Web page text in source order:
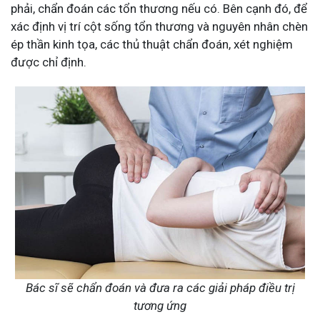
phải, chẩn đoán các tổn thương nếu có. Bên cạnh đó, để
xác định vị trí cột sống tổn thương và nguyên nhân chèn
ép thần kinh tọa, các thủ thuật chẩn đoán, xét nghiệm
được chỉ định.
Bác sĩ sẽ chẩn đoán và đưa ra các giải pháp điều trị
tương ứng